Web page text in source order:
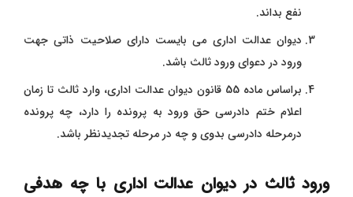
نفع بداند.
دیوان عدالت اداری می بایست دارای صلاحیت ذاتی جهت
ورود در دعوای ورود ثالث باشد.
براساس ماده 55 قانون دیوان عدالت اداری، وارد ثالث تا زمان
اعلام ختم دادرسی حق ورود به پرونده را دارد، چه پرونده
درمرحله دادرسی بدوی و چه در مرحله تجدیدنظر باشد.
ورود ثالث در دیوان عدالت اداری با چه هدفی